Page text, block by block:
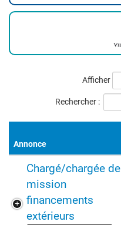
offres
Afficher
Rechercher :
Annonce
Chargé/chargée de
mission
financements
extérieurs